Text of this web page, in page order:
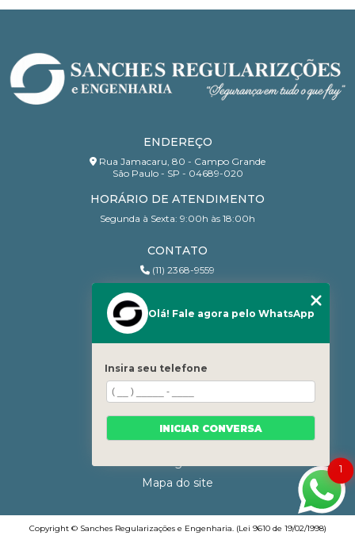
ENDEREÇO
Rua Jamacaru, 80 - Campo Grande
São Paulo - SP - 04689-020
HORÁRIO DE ATENDIMENTO
Segunda à Sexta: 9:00h às 18:00h
CONTATO
(11) 2368-9559
contato@sanchesri.com.br
Quem Somos
Blog
Contato
Mapa do site
Copyright © Sanches Regularizações e Engenharia. (Lei 9610 de 19/02/1998)
1
Olá! Fale agora pelo WhatsApp
Insira seu telefone
INICIAR CONVERSA